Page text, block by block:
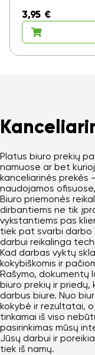
3,95 €
Platus biuro prekių
namuose ar bet
kanceliarinės prekės
naudojamos
Biuro priemonės
dirbantiems ne tik
vykstantiems pas
tiek pat svarbi darbo
darbui reikalinga
Kad darbas vyktų
kokybiškomis ir
Rašymo, dokumentų
biuro prekių ir priedų,
darbus biure. Nuo
kokybė ir rezultatai,
tinkamai iš viso
pasirinkimas mūsų
Jūsų darbui ir
tiek iš namų.